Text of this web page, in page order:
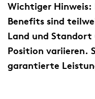
Wichtiger Hinweis:
Benefits sind
Land und Standort
Position variieren.
garantierte